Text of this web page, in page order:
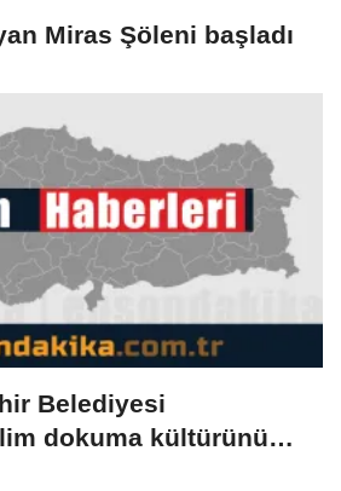
Miras Şöleni başladı
Belediyesi
dokuma kültürünü